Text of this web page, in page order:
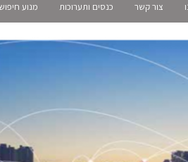
צור קשר כנסים ותערוכות מנוע